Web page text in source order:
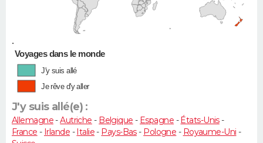
•
Voyages dans le monde
J'y suis allé
Je rêve d'y aller
J'y suis allé(e) :
Allemagne-Autriche - Belgique - Espagne - États-Unis-
France - Irlande - Italie- Pays-Bas- Pologne - Royaume-Uni -